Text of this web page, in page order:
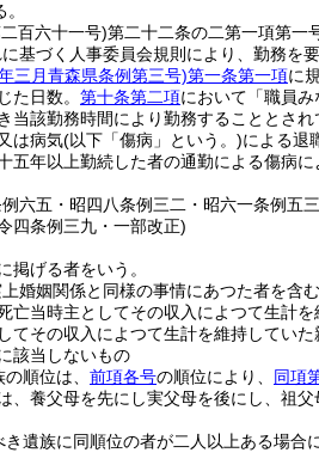
百六十一号)第二十二条の二第一項第一
基づく人事委員会規則により、勤務を
三月青森県条例第三号)第一条第一項に
た日数。 第十条第二項において「職員
該勤務時間により勤務することとさ
は病気(以下「傷病」という。)による退
五年以上勤続した者の通勤による傷病
六五・昭四八条例三二・昭六一条例五
四条例三九・一部改正)
掲げる者をいう。
婚姻関係と同様の事情にあつた者を含
亡当時主としてその収入によつて生計
てその収入によつて生計を維持していた
該当しないもの
順位は、 前項各号の順位により、 同項
、養父母を先にし実父母を後にし、祖
遺族に同順位の者が二人以上ある場